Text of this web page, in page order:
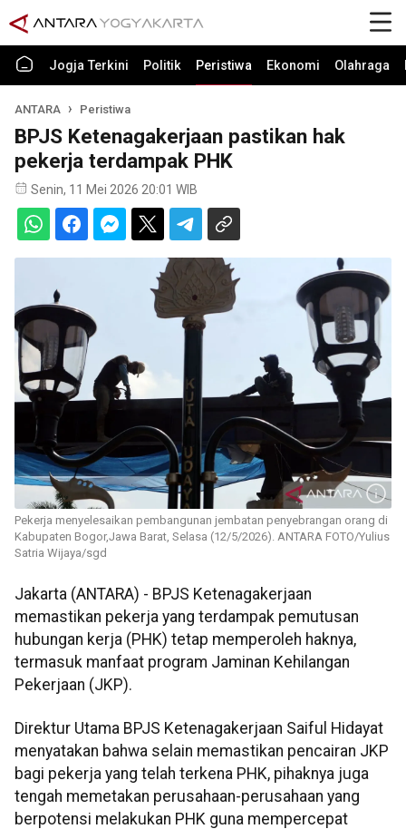
Jogja Terkini Politik Peristiwa Ekonomi Olahraga
ANTARA Peristiwa
BPJS Ketenagakerjaan pastikan hak
pekerja terdampak PHK
Senin, 11 Mei 2026 20:01 WIB
Pekerja menyelesaikan pembangunan jembatan penyebrangan orang di
Kabupaten Bogor,Jawa Barat, Selasa (12/5/2026). ANTARA FOTO/Yulius
Satria Wijaya/sgd
Jakarta (ANTARA) - BPJS Ketenagakerjaan
memastikan pekerja yang terdampak pemutusan
hubungan kerja (PHK) tetap memperoleh haknya,
termasuk manfaat program Jaminan Kehilangan
Pekerjaan (JKP).
Direktur Utama BPJS Ketenagakerjaan Saiful Hidayat
menyatakan bahwa selain memastikan pencairan JKP
bagi pekerja yang telah terkena PHK, pihaknya juga
tengah memetakan perusahaan-perusahaan yang
berpotensi melakukan PHK guna mempercepat